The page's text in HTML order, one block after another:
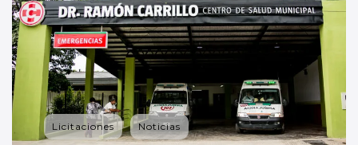
Licitaciones Noticias